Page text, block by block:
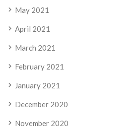
May 2021
April 2021
March 2021
February 2021
January 2021
December 2020
November 2020